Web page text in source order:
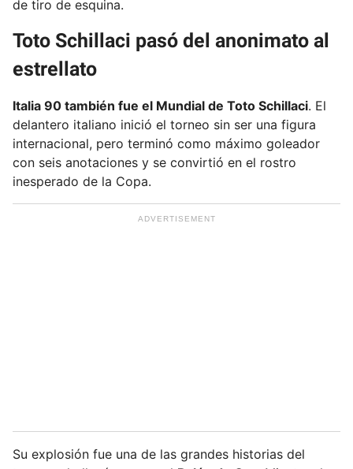
de tiro de esquina.
Toto Schillaci pasó del anonimato al
estrellato
Italia 90 también fue el Mundial de Toto Schillaci. El
delantero italiano inició el torneo sin ser una figura
internacional, pero terminó como máximo goleador
con seis anotaciones y se convirtió en el rostro
inesperado de la Copa.
Su explosión fue una de las grandes historias del